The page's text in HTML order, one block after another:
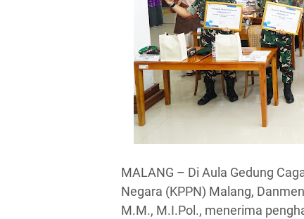
MALANG – Di Aula Gedung
Negara (KPPN) Malang,
M.M., M.I.Pol., menerima